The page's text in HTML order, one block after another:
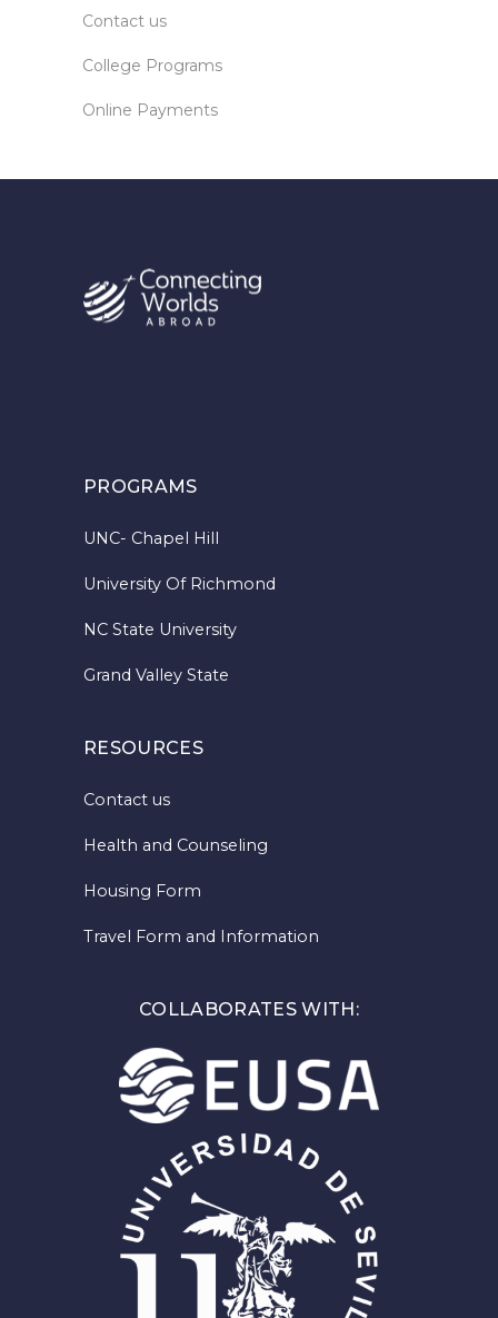
Contact us
College Programs
Online Payments
PROGRAMS
UNC- Chapel Hill
University Of Richmond
NC State University
Grand Valley State
RESOURCES
Contact us
Health and Counseling
Housing Form
Travel Form and Information
COLLABORATES WITH: